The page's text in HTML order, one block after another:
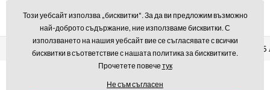
Връщане в рамките на 14 дни Бърза доставка над
Този уебсайт използва „бисквитки“. За да ви предложим възможно
най-доброто съдържание, ние използваме бисквитки. С
използването на нашия уебсайт вие се съгласявате с всички
бисквитки в съответствие с нашата политика за бисквитките.
Прочетете повечетук
Не съм съгласен